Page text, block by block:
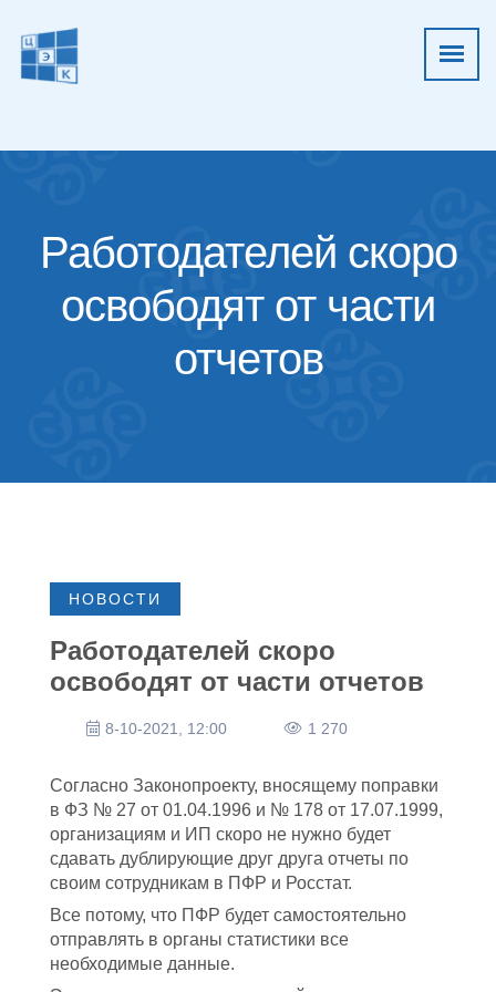
Работодателей скоро
освободят от части
отчетов
НОВОСТИ
Работодателей скоро
освободят от части отчетов
8-10-2021, 12:00 1 270
Согласно Законопроекту, вносящему поправки
в ФЗ № 27 от 01.04.1996 и № 178 от 17.07.1999,
организациям и ИП скоро не нужно будет
сдавать дублирующие друг друга отчеты по
своим сотрудникам в ПФР и Росстат.
Все потому, что ПФР будет самостоятельно
отправлять в органы статистики все
необходимые данные.